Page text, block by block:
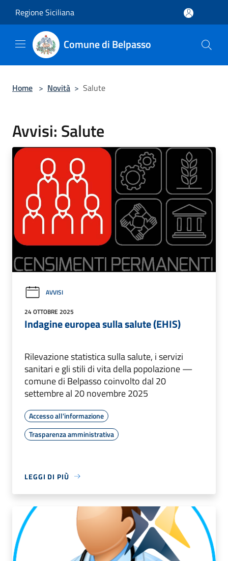
Regione Siciliana
Comune di Belpasso
Home > Novità > Salute
Avvisi: Salute
AVVISI
24 OTTOBRE 2025
Indagine europea sulla salute (EHIS)
Rilevazione statistica sulla salute, i servizi
sanitari e gli stili di vita della popolazione —
comune di Belpasso coinvolto dal 20
settembre al 20 novembre 2025
Accesso all'informazione
Trasparenza amministrativa
LEGGI DI PIÙ